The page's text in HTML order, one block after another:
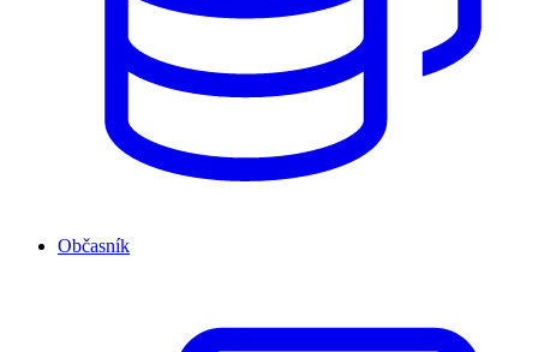
Občasník